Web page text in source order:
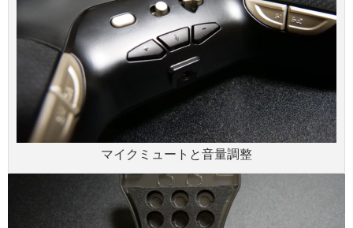
マイクミュートと音量調整